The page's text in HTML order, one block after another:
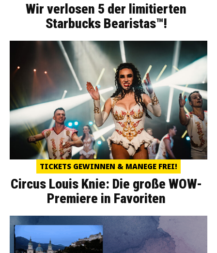
Wir verlosen 5 der limitierten
Starbucks Bearistas™!
TICKETS GEWINNEN & MANEGE FREI!
Circus Louis Knie: Die große WOW-
Premiere in Favoriten